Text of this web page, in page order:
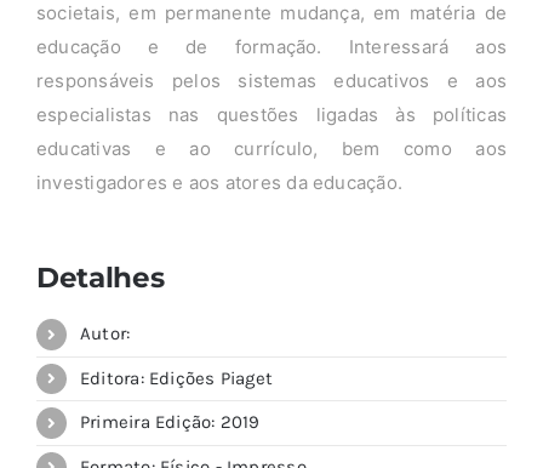
societais, em permanente mudança, em matéria de
educação e de formação. Interessará aos
responsáveis pelos sistemas educativos e aos
especialistas nas questões ligadas às políticas
educativas e ao currículo, bem como aos
investigadores e aos atores da educação.
Detalhes
Autor:
Editora: Edições Piaget
Primeira Edição: 2019